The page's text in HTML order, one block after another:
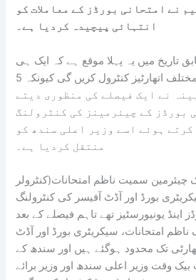
نے امتحانی بورڈز کے معاملات کو
انتہائی پیچیدہ کردیا ہے۔
تاریخ میں یہ پہلا موقع ہے کہ ایک ہی
سرکاری ادارے کو دو مختلف اتھارٹیز کنٹرول کریں گی کیونکہ 5
نے ایک فیصلے کی منظوری دیتے
بورڈز کے چیئرمینز کی کنٹرولنگ
ہوئے اسے وزیر اعلی سندھ کو
منتقل کردیا ہے۔
سمیت ناظم امتحانات(کنٹرولر
بورڈ اور آڈٹ آفیسر کی کنٹرولنگ
اینڈ یونیورسٹیز تھے تاہم فیصلے کے بعد
امتحانات، سیکریٹری بورڈ اور آڈٹ
تک محدود ہوگئے ہیں اور سندھ کے
بیک وقت وزیر اعلی سندھ اور وزیر برائے